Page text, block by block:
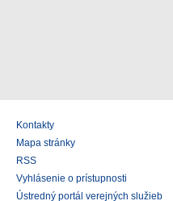
Kontakty
Mapa stránky
RSS
Vyhlásenie o prístupnosti
Ústredný portál verejných služieb